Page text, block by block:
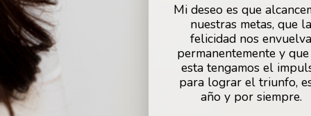
Mi deseo es que
nuestras metas, que
felicidad nos
permanentemente y
esta tengamos el
para lograr el triunfo,
año y por siempre.